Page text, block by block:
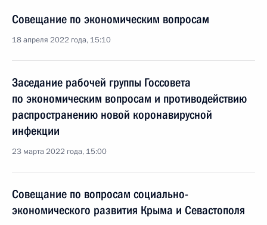
Совещание по экономическим вопросам
18 апреля 2022 года, 15:10
Заседание рабочей группы Госсовета
по экономическим вопросам и противодействию
распространению новой коронавирусной
инфекции
23 марта 2022 года, 15:00
Совещание по вопросам социально-
экономического развития Крыма и Севастополя